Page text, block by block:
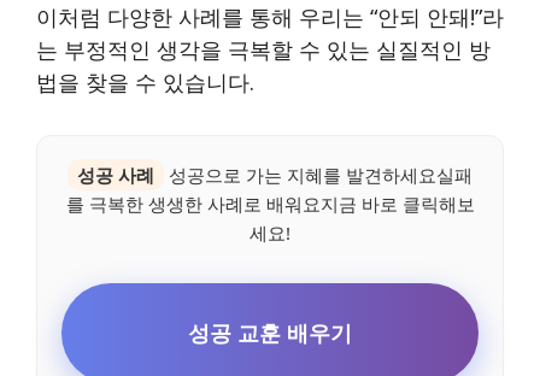
이처럼 다양한 사례를 통해 우리는 “안되 안돼!”라
는 부정적인 생각을 극복할 수 있는 실질적인 방
법을 찾을 수 있습니다.
성공 사례
성공으로 가는 지혜를 발견하세요실패
를 극복한 생생한 사례로 배워요지금 바로 클릭해보
세요!
성공 교훈 배우기